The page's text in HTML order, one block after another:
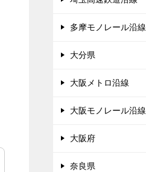
多摩モノレール沿線
大分県
大阪メトロ沿線
大阪モノレール沿線
大阪府
奈良県